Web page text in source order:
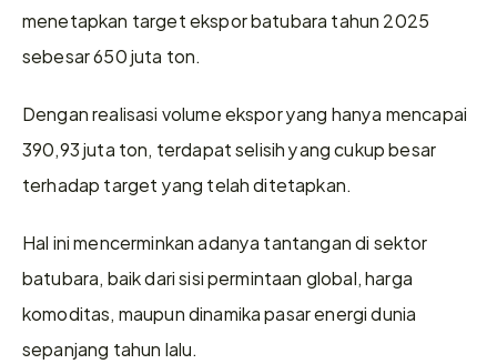
menetapkan target ekspor batubara tahun 2025
sebesar 650 juta ton.
Dengan realisasi volume ekspor yang hanya mencapai
390,93 juta ton, terdapat selisih yang cukup besar
terhadap target yang telah ditetapkan.
Hal ini mencerminkan adanya tantangan di sektor
batubara, baik dari sisi permintaan global, harga
komoditas, maupun dinamika pasar energi dunia
sepanjang tahun lalu.